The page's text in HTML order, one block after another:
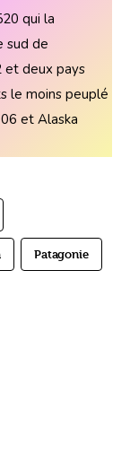
qui la
sud de
et deux pays
le moins peuplé
et Alaska
Patagonie